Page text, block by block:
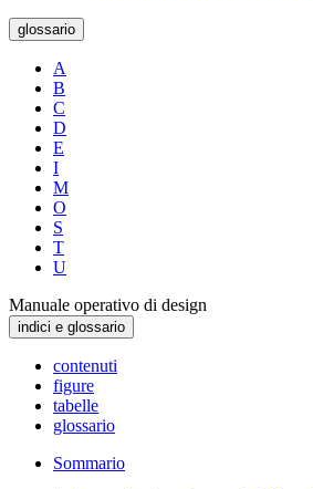
glossario
A
B
C
D
E
I
M
O
S
T
U
Manuale operativo di design
indici e glossario
contenuti
figure
tabelle
glossario
Sommario